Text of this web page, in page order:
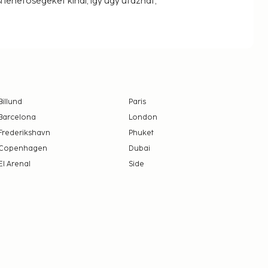
Billund
Paris
Barcelona
London
Frederikshavn
Phuket
Dubai
El Arenal Side